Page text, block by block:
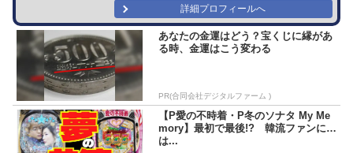
詳細プロフィールへ
あなたの金運はどう？宝くじに縁があ
る時、金運はこう変わる
PR(合同会社デジタルファーム )
【P愛の不時着・P冬のソナタ My Me
mory】最初で最後!? 韓流ファンに
は...